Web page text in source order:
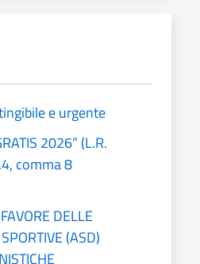
e urgente
2026” (L.R.
comma 8
DELLE
(ASD)